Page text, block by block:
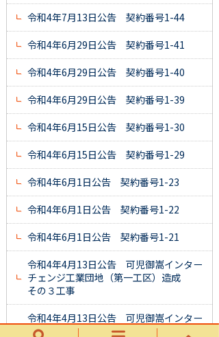
令和4年7月13日公告 契約番号1-44
令和4年6月29日公告 契約番号1-41
令和4年6月29日公告 契約番号1-40
令和4年6月29日公告 契約番号1-39
令和4年6月15日公告 契約番号1-30
令和4年6月15日公告 契約番号1-29
令和4年6月1日公告 契約番号1-23
令和4年6月1日公告 契約番号1-22
令和4年6月1日公告 契約番号1-21
令和4年4月13日公告 可児御嵩インター
チェンジ工業団地（第一工区）造成
その３工事
令和4年4月13日公告 可児御嵩インター
チェンジ工業団地（第一工区）造成